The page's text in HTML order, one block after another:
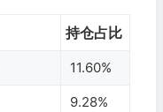
持仓占比
11.60%
9.28%